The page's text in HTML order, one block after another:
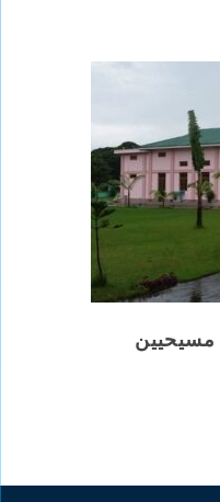
مسيحيين